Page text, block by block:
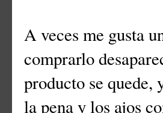
A veces me gusta
comprarlo
producto se quede,
la pena y los ajos